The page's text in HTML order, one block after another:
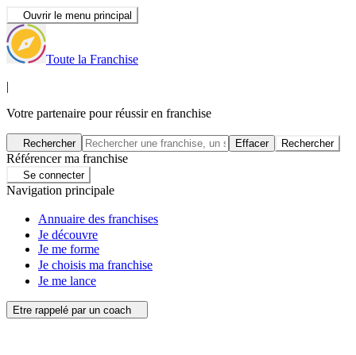
Ouvrir le menu principal
Toute la Franchise
|
Votre partenaire pour réussir en franchise
Rechercher Effacer Rechercher
Référencer ma franchise
Se connecter
Navigation principale
Annuaire des franchises
Je découvre
Je me forme
Je choisis ma franchise
Je me lance
Etre rappelé par un coach